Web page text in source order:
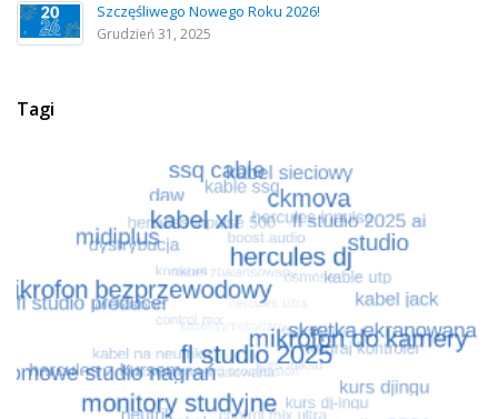
Szczęśliwego Nowego Roku 2026!
Grudzień 31, 2025
Tagi